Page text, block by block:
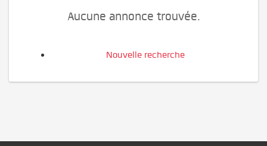
Aucune annonce trouvée.
Nouvelle recherche